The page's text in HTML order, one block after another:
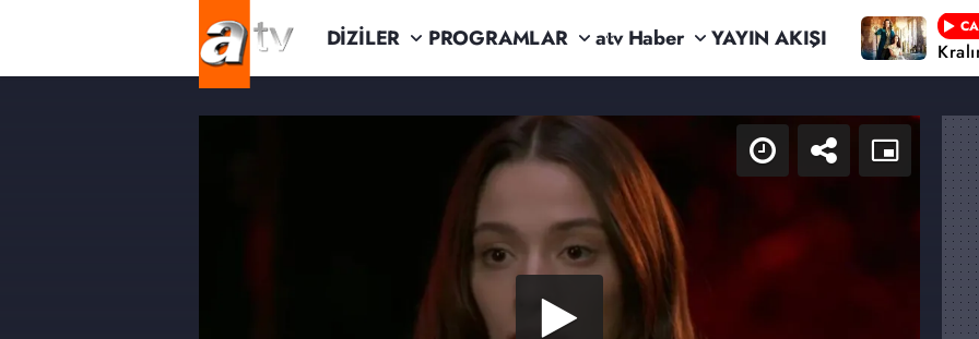
DİZİLER PROGRAMLAR atv Haber YAYIN AKIŞI